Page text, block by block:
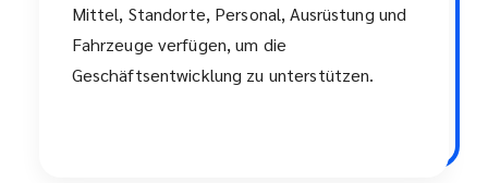
Mittel, Standorte, Personal, Ausrüstung und
Fahrzeuge verfügen, um die
Geschäftsentwicklung zu unterstützen.